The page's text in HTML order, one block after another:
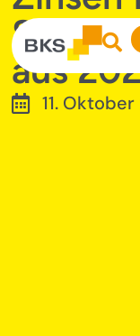
aus
11.